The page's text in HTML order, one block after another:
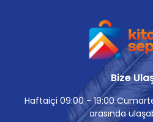
Bize
Haftaiçi 09:00 - 19:00
arasında